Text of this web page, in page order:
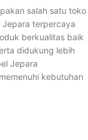
salah satu toko
Jepara terpercaya
berkualitas baik
didukung lebih
Jepara
kebutuhan